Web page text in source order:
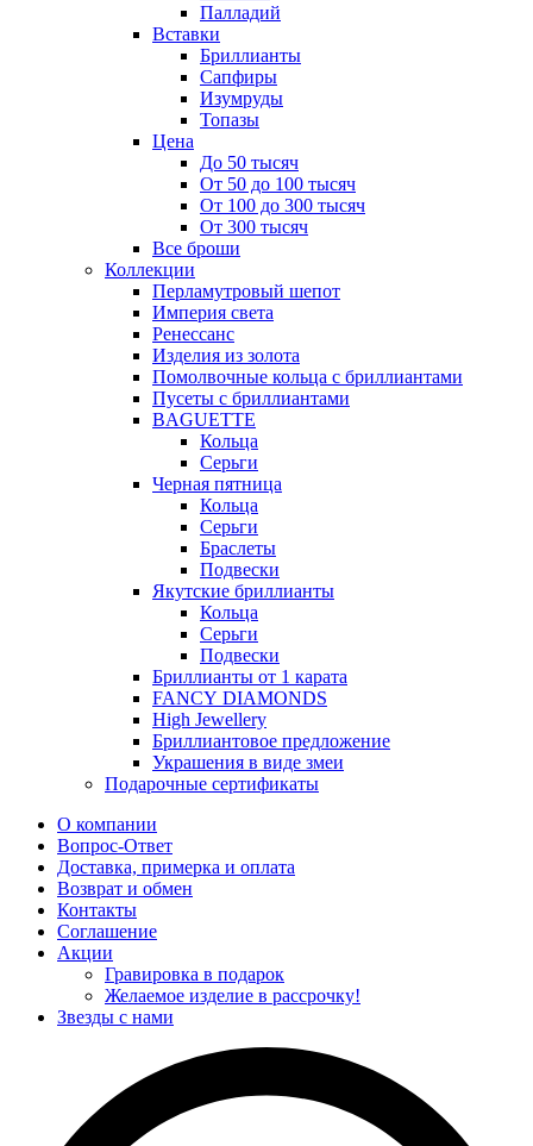
Палладий
Вставки
Бриллианты
Сапфиры
Изумруды
Топазы
Цена
До 50 тысяч
От 50 до 100 тысяч
От 100 до 300 тысяч
От 300 тысяч
Все броши
Коллекции
Перламутровый шепот
Империя света
Ренессанс
Изделия из золота
Помолвочные кольца с бриллиантами
Пусеты с бриллиантами
BAGUETTE
Кольца
Серьги
Черная пятница
Кольца
Серьги
Браслеты
Подвески
Якутские бриллианты
Кольца
Серьги
Подвески
Бриллианты от 1 карата
FANCY DIAMONDS
High Jewellery
Бриллиантовое предложение
Украшения в виде змеи
Подарочные сертификаты
О компании
Вопрос-Ответ
Доставка, примерка и оплата
Возврат и обмен
Контакты
Соглашение
Акции
Гравировка в подарок
Желаемое изделие в рассрочку!
Звезды с нами